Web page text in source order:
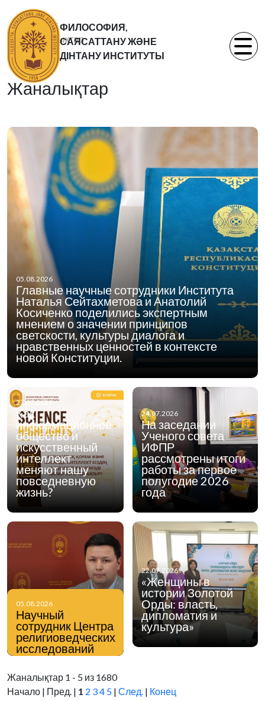
ФИЛОСОФИЯ,
САЯСАТТАНУ ЖӘНЕ
ДІНТАНУ ИНСТИТУТЫ
Басты бет
Жаналықтар
Статьи
Жаналықтар
05.08.2026
Главные научные сотрудники Института
Наталья Сейтахметова и Анатолий
Косиченко поделились экспертным
мнением о значении принципов
светскости, культуры диалога и
нравственных ценностей в контексте
новой Конституции.
05.08.2026
Научный
сотрудник Центра
религиоведческих
исследований
Института
политологии и
религиоведения
27.07.2026
Как
информационное
общество и
искусственный
интеллект
меняют нашу
повседневную
жизнь?
24.07.2026
На заседании
Ученого совета
ИФПР
рассмотрены итоги
работы за первое
полугодие 2026
года
22.07.2026
«Женщины в
истории Золотой
Орды: власть,
дипломатия и
культура»
Жаналықтар 1 - 5 из 1680
Начало | Пред. | 1 2 34 5 | След. | Конец